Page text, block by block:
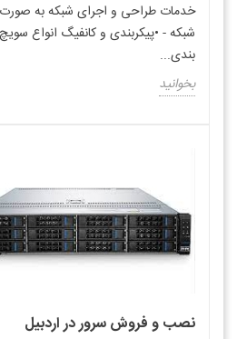
خدمات طراحی و اجرای شبکه به
بندی...
بخوانید
نصب و فروش سرور در اردبیل